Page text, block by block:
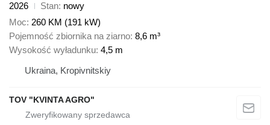
2026
Stan nowy
Moc 260 KM (191 kW)
Pojemność zbiornika na ziarno 8,6 m³
Wysokość wyładunku 4,5 m
Ukraina, Kropivnitskiy
TOV "KVINTA AGRO"